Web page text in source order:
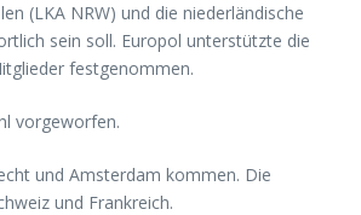
(LKA NRW) und die niederländische
sein soll. Europol unterstützte die
festgenommen.
vorgeworfen.
und Amsterdam kommen. Die
und Frankreich.